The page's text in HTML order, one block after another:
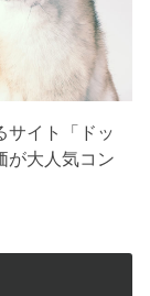
サイト「ドッ
が大人気コン